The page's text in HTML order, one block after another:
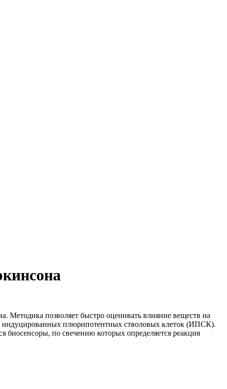
позволяет быстро оценивать влияние веществ на
индуцированных плюрипотентных стволовых клеток (ИПСК).
биосенсоры, по свечению которых определяется реакция